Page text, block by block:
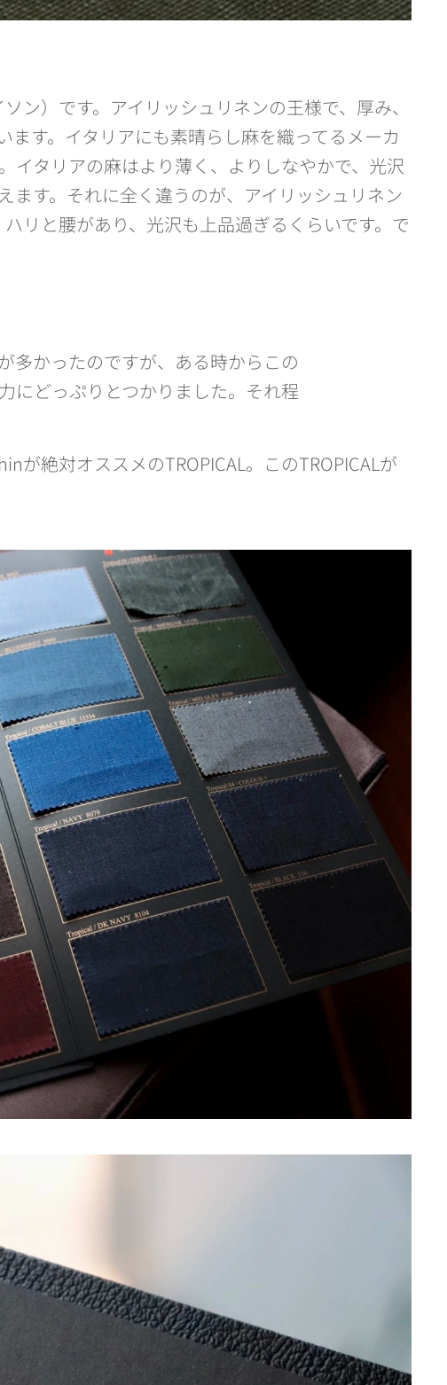
ン）です。アイリッシュリネンの王様で、厚み、
す。イタリアにも素晴らし麻を織ってるメーカ
イタリアの麻はより薄く、よりしなやかで、光沢
ます。それに全く違うのが、アイリッシュリネン
リと腰があり、光沢も上品過ぎるくらいです。で
多かったのですが、ある時からこの
にどっぷりとつかりました。それ程
が絶対オススメのTROPICAL。このTROPICALが